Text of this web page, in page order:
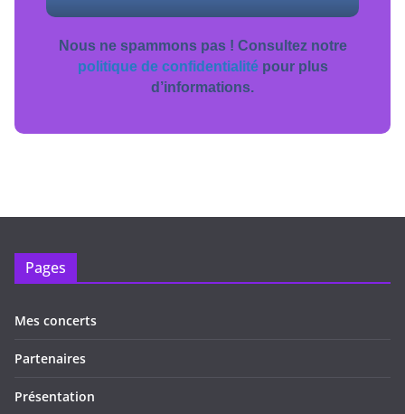
Nous ne spammons pas ! Consultez notre
politique de confidentialitépour plus
d’informations.
Pages
Mes concerts
Partenaires
Présentation